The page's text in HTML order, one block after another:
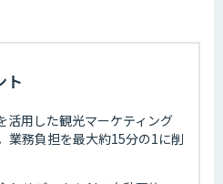
ト
活用した観光マーケティング
業務負担を最大約15分の1に削